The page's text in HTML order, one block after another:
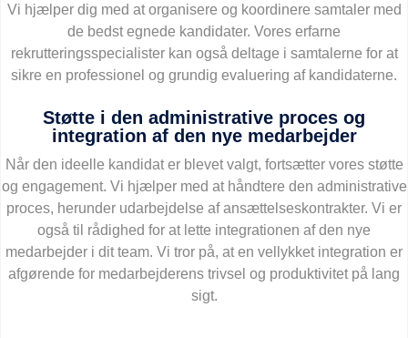
Vi hjælper dig med at organisere og koordinere samtaler med
de bedst egnede kandidater. Vores erfarne
rekrutteringsspecialister kan også deltage i samtalerne for at
sikre en professionel og grundig evaluering af kandidaterne.
Støtte i den administrative proces og
integration af den nye medarbejder
Når den ideelle kandidat er blevet valgt, fortsætter vores støtte
og engagement. Vi hjælper med at håndtere den administrative
proces, herunder udarbejdelse af ansættelseskontrakter. Vi er
også til rådighed for at lette integrationen af den nye
medarbejder i dit team. Vi tror på, at en vellykket integration er
afgørende for medarbejderens trivsel og produktivitet på lang
sigt.